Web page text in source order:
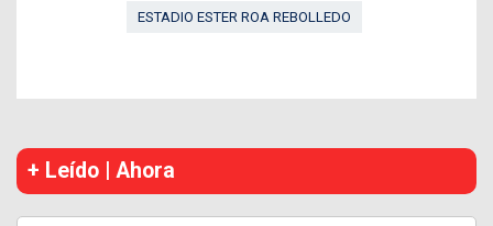
ESTADIO ESTER ROA REBOLLEDO
+ Leído | Ahora